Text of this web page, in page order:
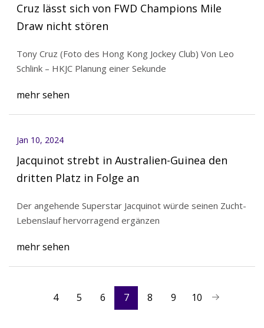
Cruz lässt sich von FWD Champions Mile
Draw nicht stören
Tony Cruz (Foto des Hong Kong Jockey Club) Von Leo
Schlink – HKJC Planung einer Sekunde
mehr sehen
Jan 10, 2024
Jacquinot strebt in Australien-Guinea den
dritten Platz in Folge an
Der angehende Superstar Jacquinot würde seinen Zucht-
Lebenslauf hervorragend ergänzen
mehr sehen
4 5 6 7 8 9 10